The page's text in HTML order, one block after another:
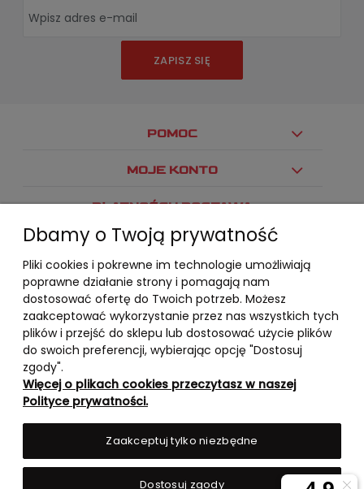
ZAPISZ SIĘ
POMOC
MOJE KONTO
PŁATNOŚCI I DOSTAWA
INFORMACJE
O NAS
Dbamy o Twoją prywatność
Pliki cookies i pokrewne im technologie umożliwiają
poprawne działanie strony i pomagają nam
dostosować ofertę do Twoich potrzeb. Możesz
zaakceptować wykorzystanie przez nas wszystkich tych
plików i przejść do sklepu lub dostosować użycie plików
do swoich preferencji, wybierając opcję "Dostosuj
zgody".
Więcej o plikach cookies przeczytasz w naszej
Polityce prywatności.
Zaakceptuj tylko niezbędne
Dostosuj zgody